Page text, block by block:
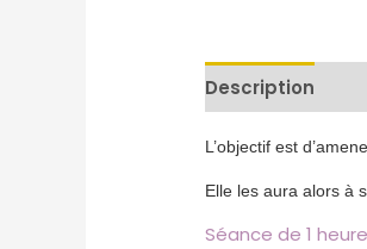
Description
L’objectif est
Elle les aura alors à
Séance de 1